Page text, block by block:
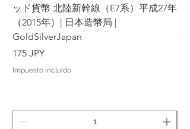
ッド貨幣 北陸新幹線（E7系）平成27年
（2015年）| 日本造幣局 |
GoldSilverJapan
Precio
175 JPY
Impuesto incluido